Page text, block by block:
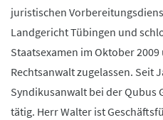
juristischen
Landgericht Tübingen und
Staatsexamen im Oktober 2009
Rechtsanwalt zugelassen. Seit
Syndikusanwalt bei der Qubus
tätig. Herr Walter ist